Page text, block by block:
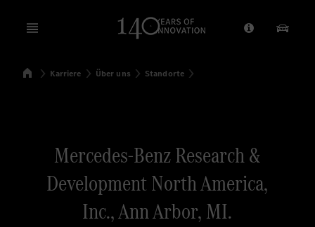
Open menu Anbieter/
SuchenStartseite
Karriere Über uns Standorte
Mercedes-Benz Research &
Development North America,
Inc., Ann Arbor, MI.